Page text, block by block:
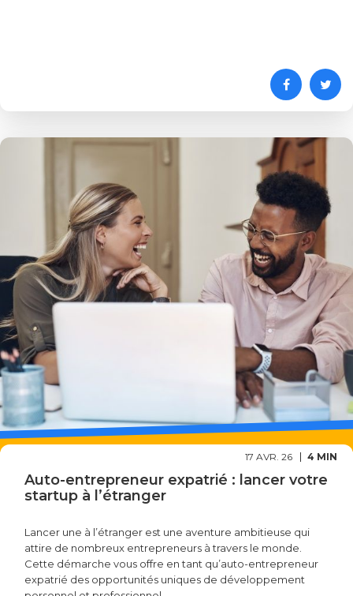
17 AVR. 26 4 MIN
Auto-entrepreneur expatrié : lancer votre
startup à l’étranger
Lancer une à l’étranger est une aventure ambitieuse qui
attire de nombreux entrepreneurs à travers le monde.
Cette démarche vous offre en tant qu’auto-entrepreneur
expatrié des opportunités uniques de développement